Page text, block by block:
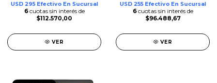
USD 295 Efectivo En Sucursal
6 cuotas sin interés de
$112.570,00
VER
USD 255 Efectivo En Sucursal
6 cuotas sin interés de
$96.488,67
VER